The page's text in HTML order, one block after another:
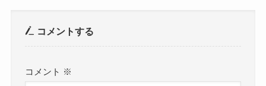
コメントする
コメント ※